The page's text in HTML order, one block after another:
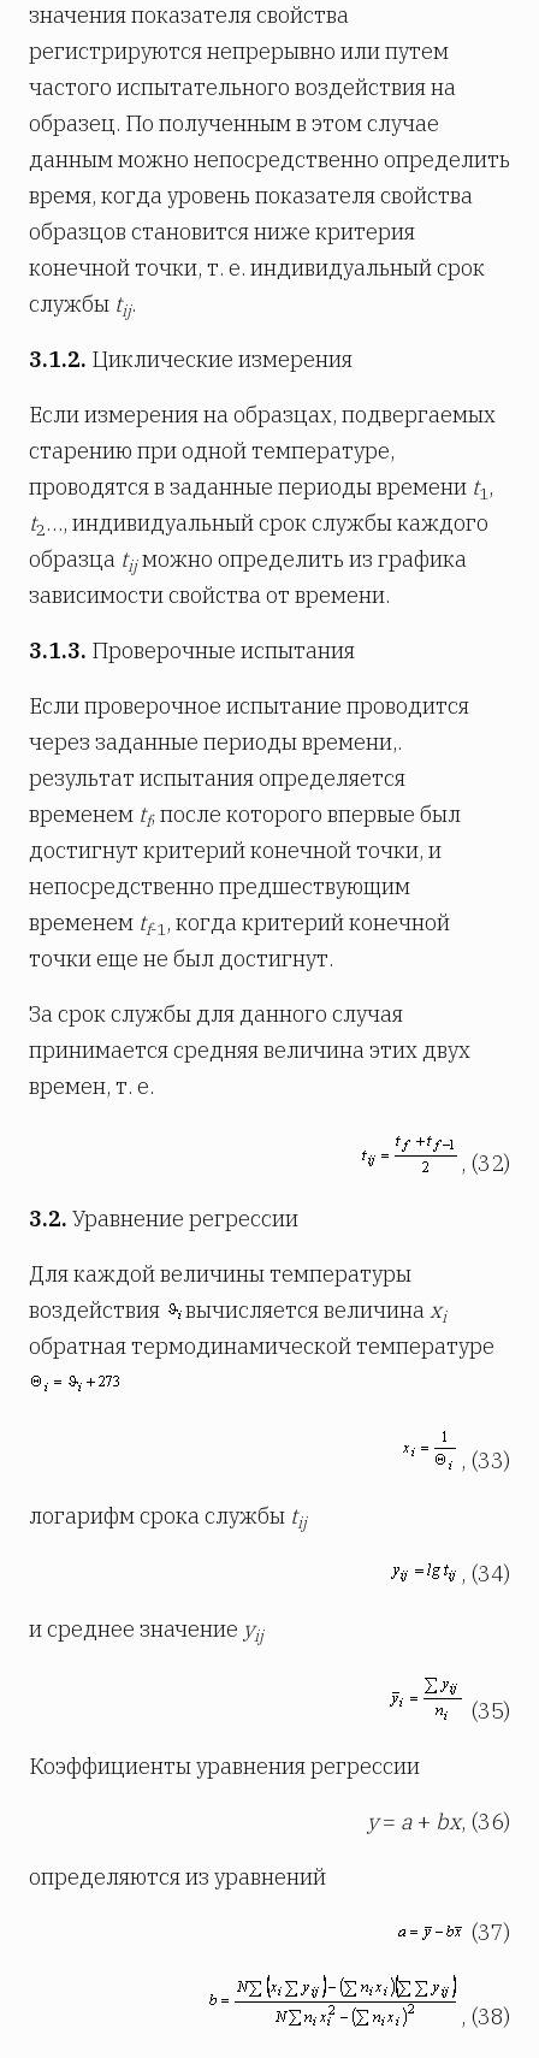
значения показателя свойства
регистрируются непрерывно или путем
частого испытательного воздействия на
образец. По полученным в этом случае
данным можно непосредственно определить
время, когда уровень показателя свойства
образцов становится ниже критерия
конечной точки, т. е. индивидуальный срок
службы tij.
3.1.2. Циклические измерения
Если измерения на образцах, подвергаемых
старению при одной температуре,
проводятся в заданные периоды времени t1,
t2…, индивидуальный срок службы каждого
образца tijможно определить из графика
зависимости свойства от времени.
3.1.3. Проверочные испытания
Если проверочное испытание проводится
через заданные периоды времени,.
результат испытания определяется
временем tf, после которого впервые был
достигнут критерий конечной точки, и
непосредственно предшествующим
временем tf-1, когда критерий конечной
точки еще не был достигнут.
За срок службы для данного случая
принимается средняя величина этих двух
времен, т. е.
, (32)
3.2. Уравнение регрессии
Для каждой величины температуры
воздействия
вычисляется величинаxi
обратная термодинамической температуре
, (33)
логарифм срока службы tij
, (34)
и среднее значение уij
(35)
Коэффициенты уравнения регрессии
у= а + bх, (36)
определяются из уравнений
(37)
, (38)